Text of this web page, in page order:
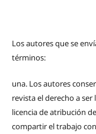
Los autores que se
términos:
una. Los autores
revista el derecho a
licencia de atribución
compartir el trabajo